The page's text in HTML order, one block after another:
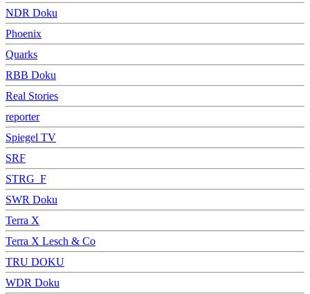
NDR Doku
Phoenix
Quarks
RBB Doku
Real Stories
reporter
Spiegel TV
SRF
STRG_F
SWR Doku
Terra X
Terra X Lesch & Co
TRU DOKU
WDR Doku